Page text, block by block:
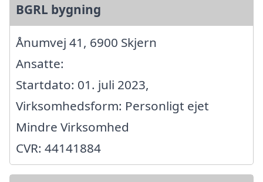
BGRL bygning
Ånumvej 41, 6900 Skjern
Ansatte:
Startdato: 01. juli 2023,
Virksomhedsform: Personligt ejet
Mindre Virksomhed
CVR: 44141884